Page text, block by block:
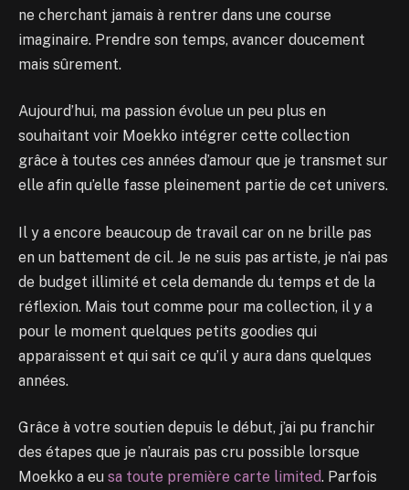
ne cherchant jamais à rentrer dans une course
imaginaire. Prendre son temps, avancer doucement
mais sûrement.
Aujourd’hui, ma passion évolue un peu plus en
souhaitant voir Moekko intégrer cette collection
grâce à toutes ces années d’amour que je transmet sur
elle afin qu’elle fasse pleinement partie de cet univers.
Il y a encore beaucoup de travail car on ne brille pas
en un battement de cil. Je ne suis pas artiste, je n’ai pas
de budget illimité et cela demande du temps et de la
réflexion. Mais tout comme pour ma collection, il y a
pour le moment quelques petits goodies qui
apparaissent et qui sait ce qu’il y aura dans quelques
années.
Grâce à votre soutien depuis le début, j’ai pu franchir
des étapes que je n’aurais pas cru possible lorsque
Moekko a eu sa toute première carte limited. Parfois